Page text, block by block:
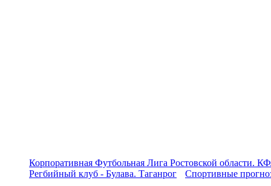
Корпоративная Футбольная Лига Ростовской области.
Регбийный клуб - Булава. Таганрог
Спортивные